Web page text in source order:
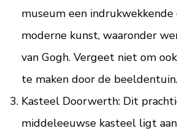
museum een
moderne kunst, waaronder
van Gogh. Vergeet niet om
te maken door de beeldentuin.
Kasteel Doorwerth: Dit
middeleeuwse kasteel ligt